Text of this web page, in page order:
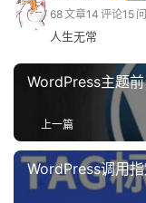
68文章14 评论15
人生无常
WordPress主题
上一篇
WordPress调用